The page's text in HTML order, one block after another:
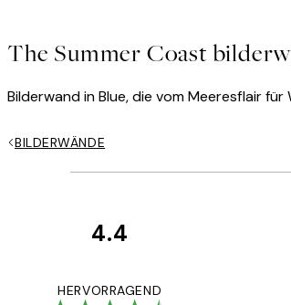
The Summer Coast
Bilderwand in Blue, die vom Meeresflair
BILDERWÄNDE
4.4
HERVORRAGEND